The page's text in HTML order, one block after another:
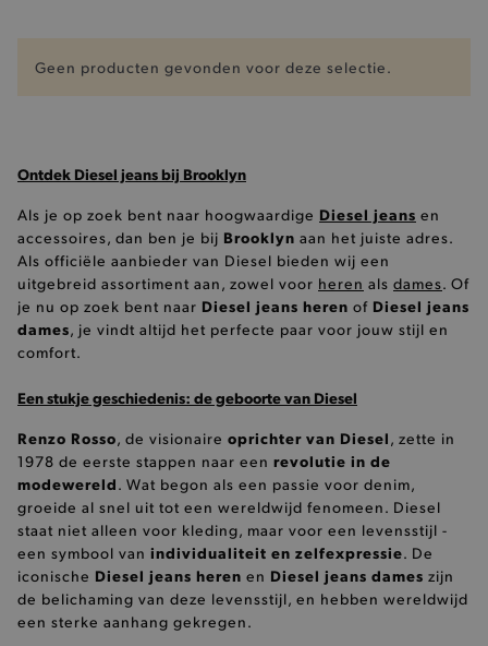
Geen producten gevonden voor deze selectie.
Ontdek Diesel jeans bij Brooklyn
Als je op zoek bent naar hoogwaardige Diesel jeans en
accessoires, dan ben je bij Brooklyn aan het juiste adres.
Als officiële aanbieder van Diesel bieden wij een
uitgebreid assortiment aan, zowel voor heren als dames. Of
je nu op zoek bent naar Diesel jeans heren of Diesel jeans
dames, je vindt altijd het perfecte paar voor jouw stijl en
comfort.
Een stukje geschiedenis: de geboorte van Diesel
Renzo Rosso, de visionaire oprichter van Diesel , zette in
1978 de eerste stappen naar een revolutie in de
modewereld. Wat begon als een passie voor denim,
groeide al snel uit tot een wereldwijd fenomeen. Diesel
staat niet alleen voor kleding, maar voor een levensstijl -
een symbool van individualiteit en zelfexpressie. De
iconische Diesel jeans heren en Diesel jeans dames zijn
de belichaming van deze levensstijl, en hebben wereldwijd
een sterke aanhang gekregen.